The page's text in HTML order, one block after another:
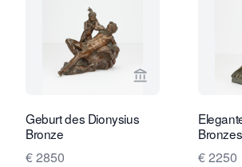
Verkaeuferseite
Geburt des Dionysius
Bronze
€ 2850 € 2250